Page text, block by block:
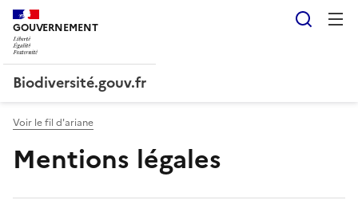
GOUVERNEMENT
Liberté, Égalité, Fraternité
Biodiversité.gouv.fr
Voir le fil d'ariane
Mentions légales